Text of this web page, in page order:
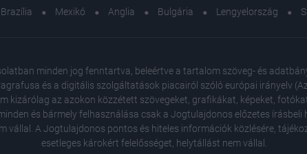
Brazília Mexikó Anglia Bulgária Lengyelország
minden jog fenntartva, beleértve a tartalom szöveg- és
és a digitális szolgáltatások piacairól szóló európai irányelv
kizárólag az azokon közzétett szövegeket, grafikákat, képeket,
és bármely felhasználása csak a Jogtulajdonos előzetes
A Jogtulajdonos pontos és hiteles információk közlésére,
esetleges károkért felelősséget, helytállást nem vállal.